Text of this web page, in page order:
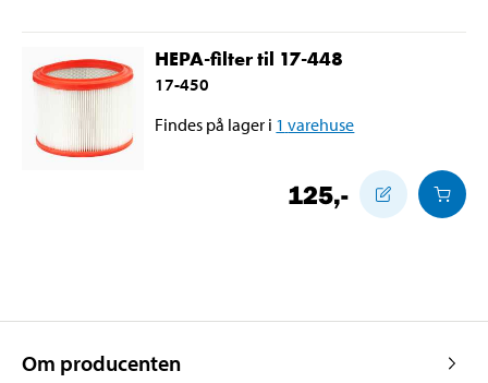
HEPA-filter til 17-448
17-450
Findes på lager i 1 varehuse
125,-
Om producenten